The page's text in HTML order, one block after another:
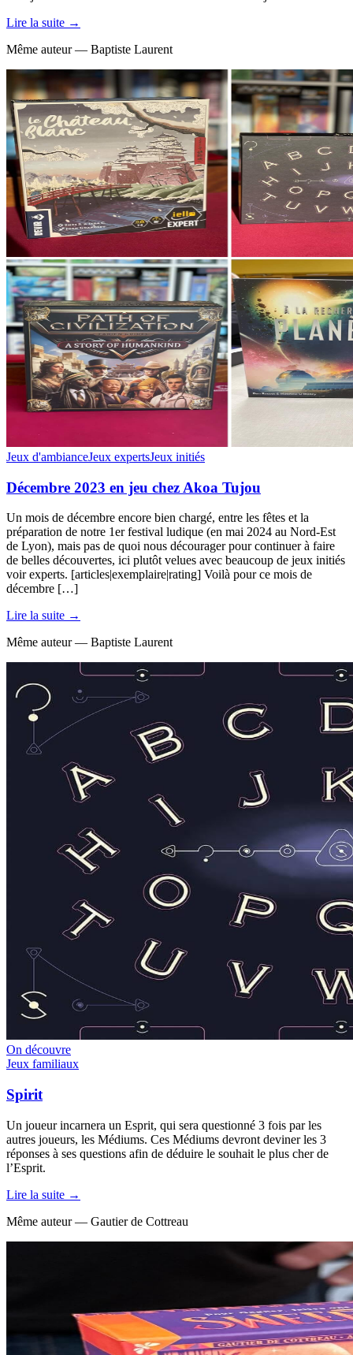
Lire la suite →
Même auteur — Baptiste Laurent
Jeux d'ambianceJeux expertsJeux initiés
Décembre 2023 en jeu chez Akoa Tujou
Un mois de décembre encore bien chargé, entre les fêtes et la
préparation de notre 1er festival ludique (en mai 2024 au Nord-Est
de Lyon), mais pas de quoi nous décourager pour continuer à faire
de belles découvertes, ici plutôt velues avec beaucoup de jeux initiés
voir experts. [articles|exemplaire|rating] Voilà pour ce mois de
décembre […]
Lire la suite →
Même auteur — Baptiste Laurent
On découvre
Jeux familiaux
Spirit
Un joueur incarnera un Esprit, qui sera questionné 3 fois par les
autres joueurs, les Médiums. Ces Médiums devront deviner les 3
réponses à ses questions afin de déduire le souhait le plus cher de
l’Esprit.
Lire la suite →
Même auteur — Gautier de Cottreau